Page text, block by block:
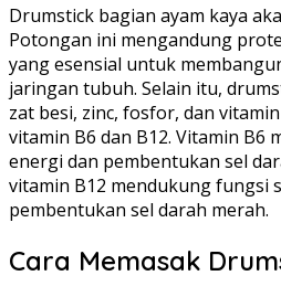
Drumstick bagian ayam kaya
Potongan ini mengandung
yang esensial untuk
jaringan tubuh. Selain itu,
zat besi, zinc, fosfor, dan
vitamin B6 dan B12. Vitamin B6
energi dan pembentukan sel
vitamin B12 mendukung fungsi
pembentukan sel darah merah.
Cara Memasak